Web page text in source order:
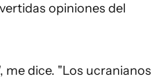
opiniones del
me dice. "Los ucranianos